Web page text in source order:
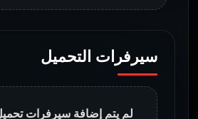
سيرفرات التحميل
لم يتم إضافة سيرفرات تحميل